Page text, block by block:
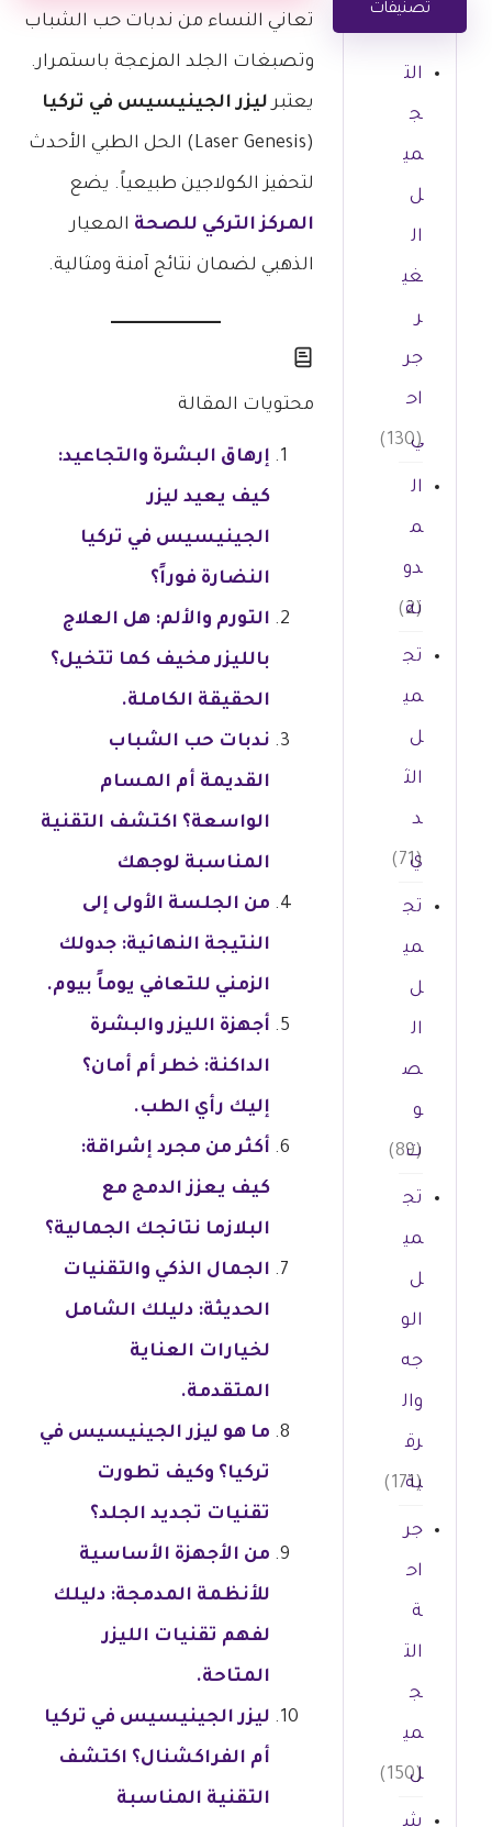
تعاني النساء من ندبات حب الشباب
وتصبغات الجلد المزعجة باستمرار.
يعتبرليزر الجينيسيس في تركيا
(Laser Genesis) الحل الطبي الأحدث
لتحفيز الكولاجين طبيعياً. يضع
المركز التركي للصحة المعيار
الذهبي لضمان نتائج آمنة ومثالية.
محتويات المقالة
إرهاق البشرة والتجاعيد:
كيف يعيد ليزر
الجينيسيس في تركيا
النضارة فوراً؟
التورم والألم: هل العلاج
بالليزر مخيف كما تتخيل؟
الحقيقة الكاملة.
ندبات حب الشباب
القديمة أم المسام
الواسعة؟ اكتشف التقنية
المناسبة لوجهك
من الجلسة الأولى إلى
النتيجة النهائية: جدولك
الزمني للتعافي يوماً بيوم.
أجهزة الليزر والبشرة
الداكنة: خطر أم أمان؟
إليك رأي الطب.
أكثر من مجرد إشراقة:
كيف يعزز الدمج مع
البلازما نتائجك الجمالية؟
الجمال الذكي والتقنيات
الحديثة: دليلك الشامل
لخيارات العناية
المتقدمة.
ما هو ليزر الجينيسيس في
تركيا؟ وكيف تطورت
تقنيات تجديد الجلد؟
من الأجهزة الأساسية
للأنظمة المدمجة: دليلك
لفهم تقنيات الليزر
المتاحة.
ليزر الجينيسيس في تركيا
أم الفراكشنال؟ اكتشف
التقنية المناسبة
تصنيفات
الت
ج
مي
ل
ال
غي
ر
جر
اح
ي
(130)
ال
م
دو
نة
(2)
تج
مي
ل
الث
د
ي
(71)
تج
مي
ل
ال
ص
و
ت
(89)
تج
مي
ل
الو
جه
وال
رق
بة
(171)
جر
اح
ة
الت
ج
مي
ل
(150)
ش